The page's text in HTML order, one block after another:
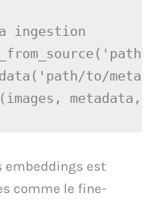
ingestion
to/
embeddings est
comme le fine-